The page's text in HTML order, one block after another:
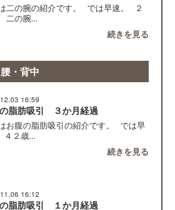
二の腕の紹介です。 では早速。 ２
二の腕...
続きを見る
腰・背中
16:59
脂肪吸引 ３か月経過
お腹の脂肪吸引の紹介です。 では早
２歳...
続きを見る
16:12
脂肪吸引 １か月経過